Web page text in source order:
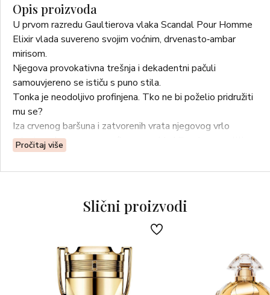
Opis proizvoda
U prvom razredu Gaultierova vlaka Scandal Pour Homme
Elixir vlada suvereno svojim voćnim, drvenasto‑ambar
mirisom.
Njegova provokativna trešnja i dekadentni pačuli
samouvjereno se ističu s puno stila.
Tonka je neodoljivo profinjena. Tko ne bi poželio pridružiti
mu se?
Iza crvenog baršuna i zatvorenih vrata njegovog vrlo
privatnog kupea, mogu ući samo najdrskiji — i prepustiti se
srebrnom gradijentu bočice i njegovu ambar mirisu.
Okrunjen intenzitetom i pretjerivanjem, sve na njemu gori
Njegov je eksces svemoćan, njegovi užici pojačani. Jesu li
putnici uvrijeđeni? Odlično! Upravo je to cilj.
Pročitaj više
Slični proizvodi